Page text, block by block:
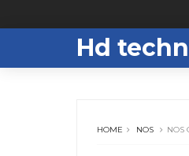
Hd
HOME NOS NOS